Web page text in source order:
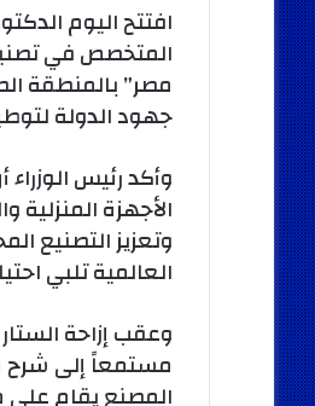
افتتح اليوم
المتخصص في تصنيع
مصر” بالمنطقة
جهود الدولة
وأكد رئيس
الأجهزة
وتعزيز التصنيع
العالمية تلبي
وعقب إزاحة الستار
مستمعاً إلى شرح